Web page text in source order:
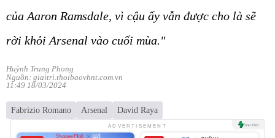
của Aaron Ramsdale, vì cậu ấy vẫn được cho là sẽ
rời khỏi Arsenal vào cuối mùa."
Huỳnh Trung Phong
Nguồn: giaitri.thoibaovhnt.com.vn
11:49 18/03/2024
Fabrizio Romano Arsenal David Raya
ADVERTISEMENT